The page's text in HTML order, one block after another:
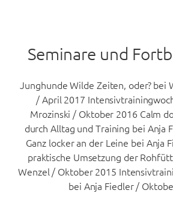
Seminare und
Junghunde Wilde Zeiten, oder? bei
/ April 2017
Mrozinski / Oktober 2016 Calm
durch Alltag und Training bei Anja
Ganz locker an der Leine bei Anja
praktische Umsetzung der
Wenzel / Oktober 2015
bei Anja Fiedler /